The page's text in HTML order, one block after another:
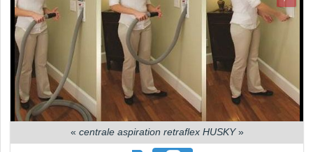
« centrale aspiration retraflex HUSKY»